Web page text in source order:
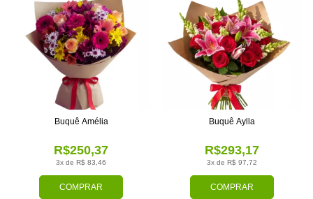
COMPRAR
3x de R$ 83,46
R$250,37
Buquê Amélia
COMPRAR
3x de R$ 97,72
R$293,17
Buquê Aylla